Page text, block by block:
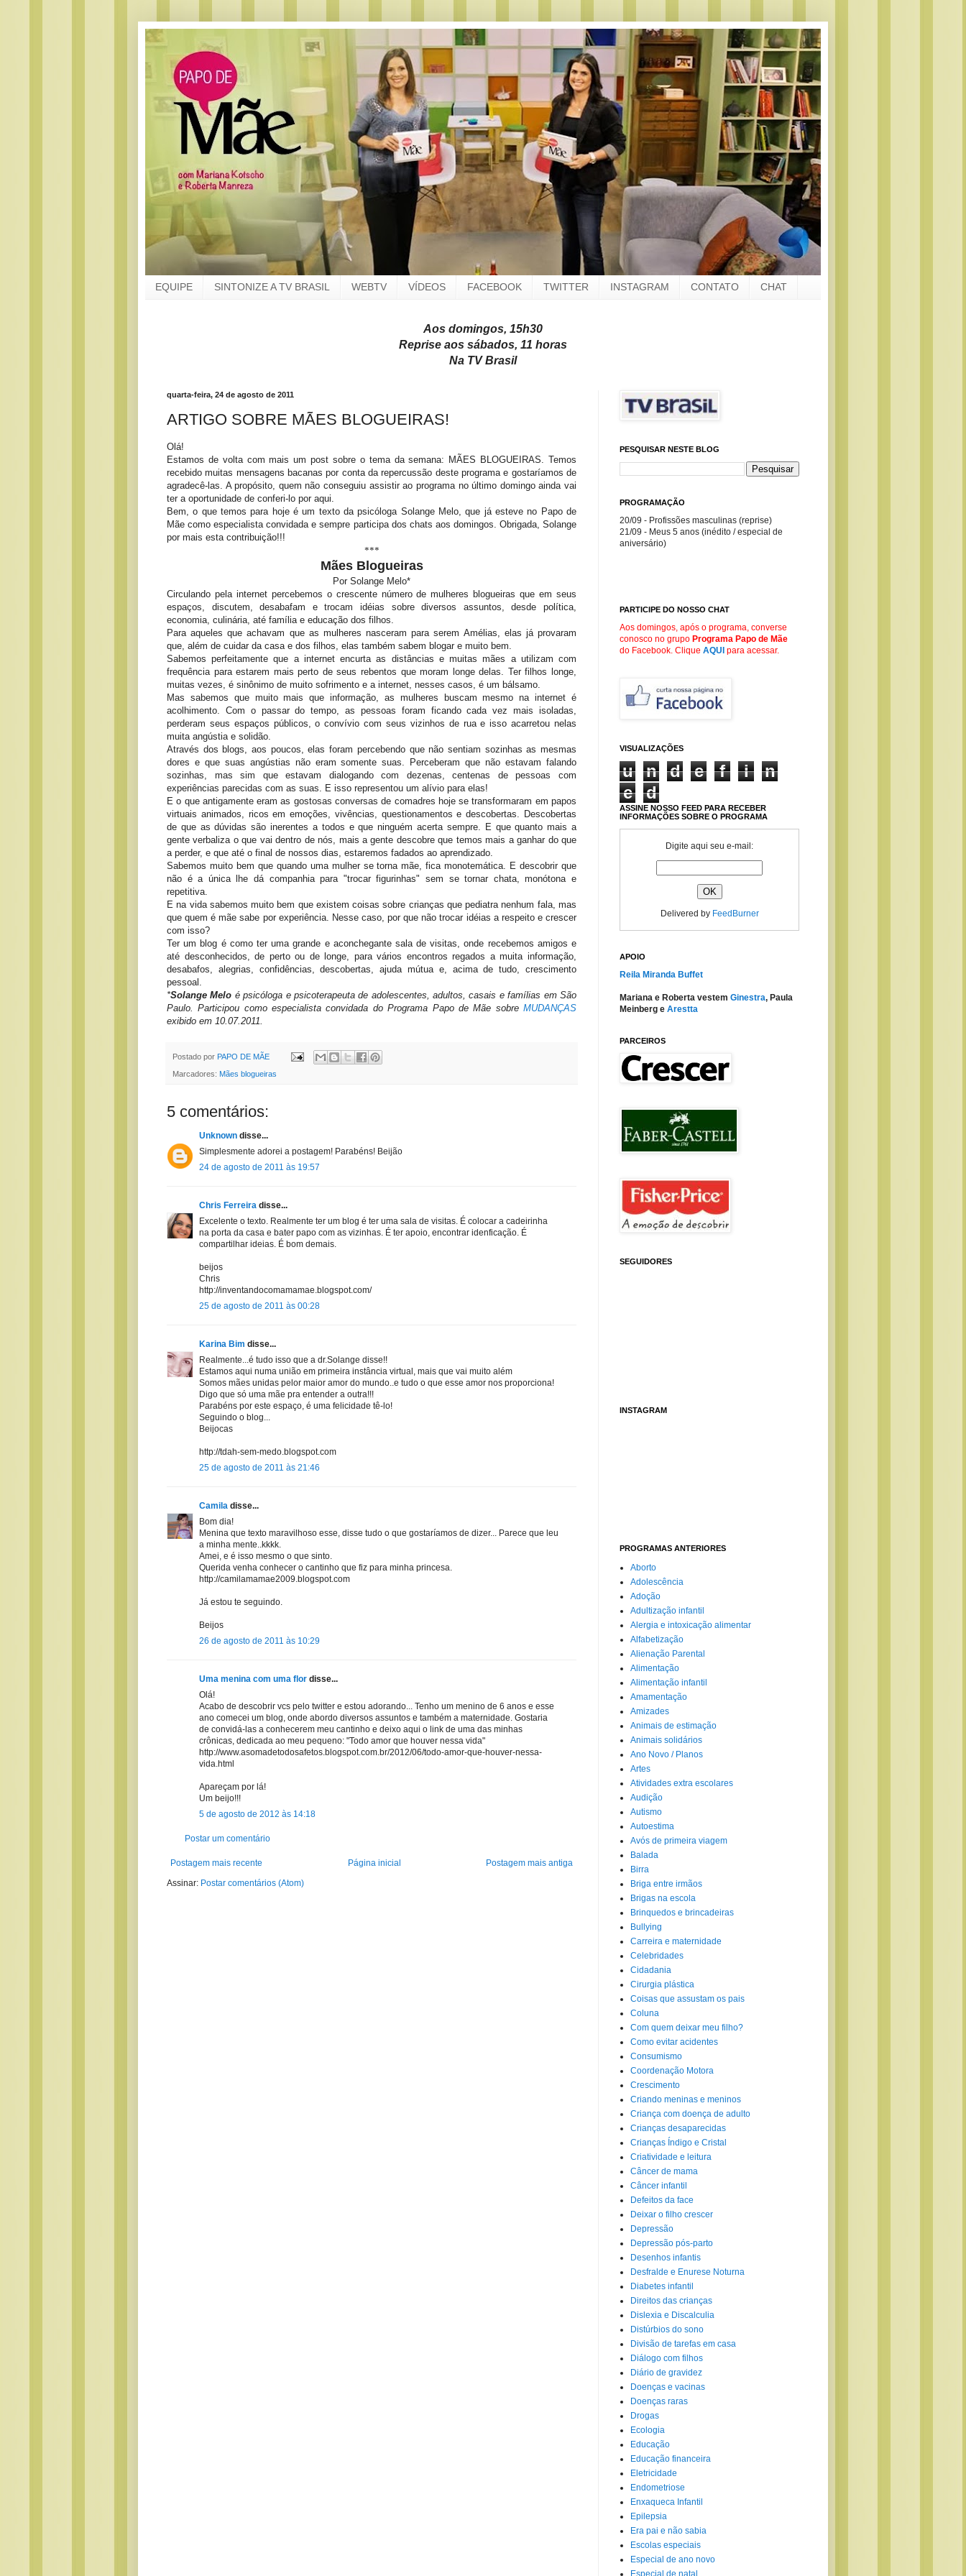
EQUIPE SINTONIZE A TV BRASIL WEBTV VÍDEOS FACEBOOK TWITTER INSTAGRAM CONTATO CHAT
Aos domingos, 15h30
Reprise aos sábados, 11 horas
Na TV Brasil
quarta-feira, 24 de agosto de 2011
ARTIGO SOBRE MÃES BLOGUEIRAS!
Olá!
Estamos de volta com mais um post sobre o tema da semana: MÃES BLOGUEIRAS. Temos
recebido muitas mensagens bacanas por conta da repercussão deste programa e gostaríamos de
agradecê-las. A propósito, quem não conseguiu assistir ao programa no último domingo ainda vai
ter a oportunidade de conferi-lo por aqui.
Bem, o que temos para hoje é um texto da psicóloga Solange Melo, que já esteve no Papo de
Mãe como especialista convidada e sempre participa dos chats aos domingos. Obrigada, Solange
por mais esta contribuição!!!
***
Mães Blogueiras
Por Solange Melo*
Circulando pela internet percebemos o crescente número de mulheres blogueiras que em seus
espaços, discutem, desabafam e trocam idéias sobre diversos assuntos, desde política,
economia, culinária, até família e educação dos filhos.
Para aqueles que achavam que as mulheres nasceram para serem Amélias, elas já provaram
que, além de cuidar da casa e dos filhos, elas também sabem blogar e muito bem.
Sabemos perfeitamente que a internet encurta as distâncias e muitas mães a utilizam com
frequência para estarem mais perto de seus rebentos que moram longe delas. Ter filhos longe,
muitas vezes, é sinônimo de muito sofrimento e a internet, nesses casos, é um bálsamo.
Mas sabemos que muito mais que informação, as mulheres buscam mesmo na internet é
acolhimento. Com o passar do tempo, as pessoas foram ficando cada vez mais isoladas,
perderam seus espaços públicos, o convívio com seus vizinhos de rua e isso acarretou nelas
muita angústia e solidão.
Através dos blogs, aos poucos, elas foram percebendo que não sentiam sozinhas as mesmas
dores e que suas angústias não eram somente suas. Perceberam que não estavam falando
sozinhas, mas sim que estavam dialogando com dezenas, centenas de pessoas com
experiências parecidas com as suas. E isso representou um alívio para elas!
E o que antigamente eram as gostosas conversas de comadres hoje se transformaram em papos
virtuais animados, ricos em emoções, vivências, questionamentos e descobertas. Descobertas
de que as dúvidas são inerentes a todos e que ninguém acerta sempre. E que quanto mais a
gente verbaliza o que vai dentro de nós, mais a gente descobre que temos mais a ganhar do que
a perder, e que até o final de nossos dias, estaremos fadados ao aprendizado.
Sabemos muito bem que quando uma mulher se torna mãe, fica monotemática. E descobrir que
não é a única lhe dá companhia para "trocar figurinhas" sem se tornar chata, monótona e
repetitiva.
E na vida sabemos muito bem que existem coisas sobre crianças que pediatra nenhum fala, mas
que quem é mãe sabe por experiência. Nesse caso, por que não trocar idéias a respeito e crescer
com isso?
Ter um blog é como ter uma grande e aconchegante sala de visitas, onde recebemos amigos e
até desconhecidos, de perto ou de longe, para vários encontros regados a muita informação,
desabafos, alegrias, confidências, descobertas, ajuda mútua e, acima de tudo, crescimento
pessoal.
*Solange Melo é psicóloga e psicoterapeuta de adolescentes, adultos, casais e famílias em São
Paulo. Participou como especialista convidada do Programa Papo de Mãe sobre MUDANÇAS
exibido em 10.07.2011.
Postado por PAPO DE MÃE
Marcadores: Mães blogueiras
5 comentários:
Unknown disse...
Simplesmente adorei a postagem! Parabéns! Beijão
24 de agosto de 2011 às 19:57
Chris Ferreira disse...
Excelente o texto. Realmente ter um blog é ter uma sala de visitas. É colocar a cadeirinha
na porta da casa e bater papo com as vizinhas. É ter apoio, encontrar idenficação. É
compartilhar ideias. É bom demais.
beijos
Chris
http://inventandocomamamae.blogspot.com/
25 de agosto de 2011 às 00:28
Karina Bim disse...
Realmente...é tudo isso que a dr.Solange disse!!
Estamos aqui numa união em primeira instância virtual, mais que vai muito além
Somos mães unidas pelor maior amor do mundo..e tudo o que esse amor nos proporciona!
Digo que só uma mãe pra entender a outra!!!
Parabéns por este espaço, é uma felicidade tê-lo!
Seguindo o blog...
Beijocas
http://tdah-sem-medo.blogspot.com
25 de agosto de 2011 às 21:46
Camila disse...
Bom dia!
Menina que texto maravilhoso esse, disse tudo o que gostaríamos de dizer... Parece que leu
a minha mente..kkkk.
Amei, e é isso mesmo o que sinto.
Querida venha conhecer o cantinho que fiz para minha princesa.
http://camilamamae2009.blogspot.com
Já estou te seguindo.
Beijos
26 de agosto de 2011 às 10:29
Uma menina com uma flor disse...
Olá!
Acabo de descobrir vcs pelo twitter e estou adorando... Tenho um menino de 6 anos e esse
ano comecei um blog, onde abordo diversos assuntos e também a maternidade. Gostaria
de convidá-las a conhecerem meu cantinho e deixo aqui o link de uma das minhas
crônicas, dedicada ao meu pequeno: "Todo amor que houver nessa vida"
http://www.asomadetodosafetos.blogspot.com.br/2012/06/todo-amor-que-houver-nessa-
vida.html
Apareçam por lá!
Um beijo!!!
5 de agosto de 2012 às 14:18
Postar um comentário
Postagem mais recente Postagem mais antiga
Página inicial
Assinar: Postar comentários (Atom)
PESQUISAR NESTE BLOG
PROGRAMAÇÃO
20/09 - Profissões masculinas (reprise)
21/09 - Meus 5 anos (inédito / especial de
aniversário)
PARTICIPE DO NOSSO CHAT
Aos domingos, após o programa, converse
conosco no grupo Programa Papo de Mãe
do Facebook . Clique AQUI para acessar.
VISUALIZAÇÕES
u n d e f i
n
e
d
ASSINE NOSSO FEED PARA RECEBER
INFORMAÇÕES SOBRE O PROGRAMA
Digite aqui seu e-mail:
Delivered by FeedBurner
APOIO
Reila Miranda Buffet
Mariana e Roberta vestem Ginestra, Paula
Meinberg e Arestta
PARCEIROS
SEGUIDORES
INSTAGRAM
PROGRAMAS ANTERIORES
Aborto
Adolescência
Adoção
Adultização infantil
Alergia e intoxicação alimentar
Alfabetização
Alienação Parental
Alimentação
Alimentação infantil
Amamentação
Amizades
Animais de estimação
Animais solidários
Ano Novo / Planos
Artes
Atividades extra escolares
Audição
Autismo
Autoestima
Avós de primeira viagem
Balada
Birra
Briga entre irmãos
Brigas na escola
Brinquedos e brincadeiras
Bullying
Carreira e maternidade
Celebridades
Cidadania
Cirurgia plástica
Coisas que assustam os pais
Coluna
Com quem deixar meu filho?
Como evitar acidentes
Consumismo
Coordenação Motora
Crescimento
Criando meninas e meninos
Criança com doença de adulto
Crianças desaparecidas
Crianças Índigo e Cristal
Criatividade e leitura
Câncer de mama
Câncer infantil
Defeitos da face
Deixar o filho crescer
Depressão
Depressão pós-parto
Desenhos infantis
Desfralde e Enurese Noturna
Diabetes infantil
Direitos das crianças
Dislexia e Discalculia
Distúrbios do sono
Divisão de tarefas em casa
Diálogo com filhos
Diário de gravidez
Doenças e vacinas
Doenças raras
Drogas
Ecologia
Educação
Educação financeira
Eletricidade
Endometriose
Enxaqueca Infantil
Epilepsia
Era pai e não sabia
Escolas especiais
Especial de ano novo
Especial de natal